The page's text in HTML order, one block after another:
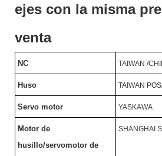
ejes con la misma
venta
NC TAIWAN /
Huso TAIWAN
Servo motor YASKAWA
Motor de
husillo/servomotor de
SHANGHAI